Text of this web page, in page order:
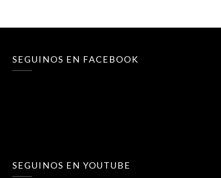
SEGUINOS EN FACEBOOK
SEGUINOS EN YOUTUBE